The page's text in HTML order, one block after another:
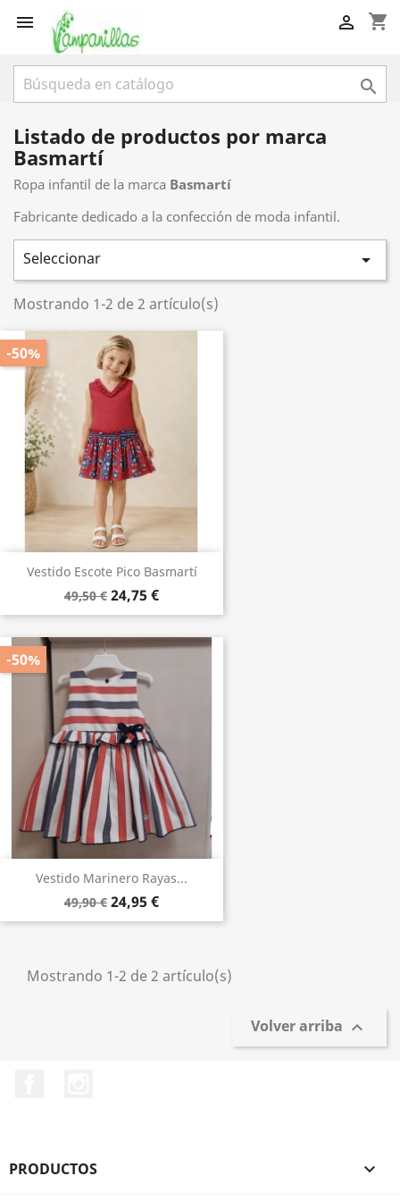
 shopping_cart


Listado de productos por marca
Basmartí
Ropa infantil de la marca Basmartí
Fabricante dedicado a la confección de moda infantil.
Seleccionar 
Mostrando 1-2 de 2 artículo(s)
Vestido Escote Pico Basmartí
49,50 € 24,75 €
-50%
Vestido Marinero Rayas...
49,90 € 24,95 €
-50%
Mostrando 1-2 de 2 artículo(s)
Volver arriba 
PRODUCTOS 